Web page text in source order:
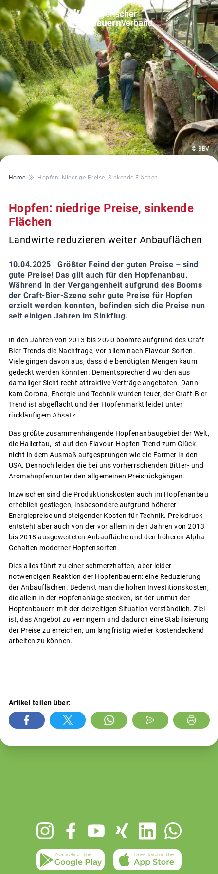
© BBV
Pfadnavigation
Home Hopfen: Niedrige Preise, Sinkende Flächen
Hopfen: niedrige Preise, sinkende
Flächen
Landwirte reduzieren weiter Anbauflächen
10.04.2025 | Größter Feind der guten Preise – sind
gute Preise! Das gilt auch für den Hopfenanbau.
Während in der Vergangenheit aufgrund des Booms
der Craft-Bier-Szene sehr gute Preise für Hopfen
erzielt werden konnten, befinden sich die Preise nun
seit einigen Jahren im Sinkflug.
In den Jahren von 2013 bis 2020 boomte aufgrund des Craft-
Bier-Trends die Nachfrage, vor allem nach Flavour-Sorten.
Viele gingen davon aus, dass die benötigten Mengen kaum
gedeckt werden könnten. Dementsprechend wurden aus
damaliger Sicht recht attraktive Verträge angeboten. Dann
kam Corona, Energie und Technik wurden teuer, der Craft-Bier-
Trend ist abgeflacht und der Hopfenmarkt leidet unter
rückläufigem Absatz.
Das größte zusammenhängende Hopfenanbaugebiet der Welt,
die Hallertau, ist auf den Flavour-Hopfen-Trend zum Glück
nicht in dem Ausmaß aufgesprungen wie die Farmer in den
USA. Dennoch leiden die bei uns vorherrschenden Bitter- und
Aromahopfen unter den allgemeinen Preisrückgängen.
Inzwischen sind die Produktionskosten auch im Hopfenanbau
erheblich gestiegen, insbesondere aufgrund höherer
Energiepreise und steigender Kosten für Technik. Preisdruck
entsteht aber auch von der vor allem in den Jahren von 2013
bis 2018 ausgeweiteten Anbaufläche und den höheren Alpha-
Gehalten moderner Hopfensorten.
Dies alles führt zu einer schmerzhaften, aber leider
notwendigen Reaktion der Hopfenbauern: eine Reduzierung
der Anbauflächen. Bedenkt man die hohen Investitionskosten,
die allein in der Hopfenanlage stecken, ist der Unmut der
Hopfenbauern mit der derzeitigen Situation verständlich. Ziel
ist, das Angebot zu verringern und dadurch eine Stabilisierung
der Preise zu erreichen, um langfristig wieder kostendeckend
arbeiten zu können.
Artikel teilen über: